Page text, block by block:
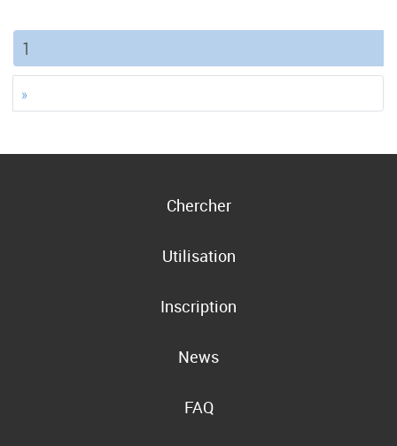
1
»
Chercher
Utilisation
Inscription
News
FAQ